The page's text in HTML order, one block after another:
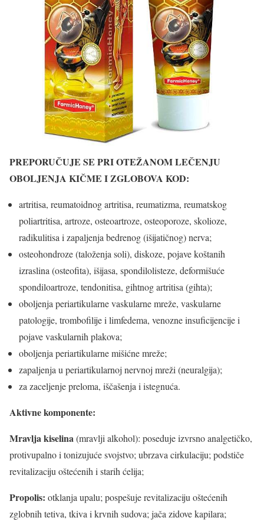
PREPORUČUJE SE PRI OTEŽANOM LEČENJU
OBOLJENJA KIČME I ZGLOBOVA KOD:
artritisa, reumatoidnog artritisa, reumatizma, reumatskog
poliartritisa, artroze, osteoartroze, osteoporoze, skolioze,
radikulitisa i zapaljenja bedrenog (išijatičnog) nerva;
osteohondroze (taloženja soli), diskoze, pojave koštanih
izraslina (osteofita), išijasa, spondilolisteze, deformišuće
spondiloartroze, tendonitisa, gihtnog artritisa (gihta);
oboljenja periartikularne vaskularne mreže, vaskularne
patologije, trombofilije i limfedema, venozne insuficijencije i
pojave vaskularnih plakova;
oboljenja periartikularne mišićne mreže;
zapaljenja u periartikularnoj nervnoj mreži (neuralgija);
za zaceljenje preloma, iščašenja i istegnuća.
Aktivne komponente:
Mravlja kiselina(mravlji alkohol): poseduje izvrsno analgetičko,
protivupalno i tonizujuće svojstvo; ubrzava cirkulaciju; podstiče
revitalizaciju oštećenih i starih ćelija;
Propolis: otklanja upalu; pospešuje revitalizaciju oštećenih
zglobnih tetiva, tkiva i krvnih sudova; jača zidove kapilara;